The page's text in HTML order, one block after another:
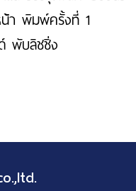
า พิมพ์ครั้งที่ 1
พับลิชชิ่ง